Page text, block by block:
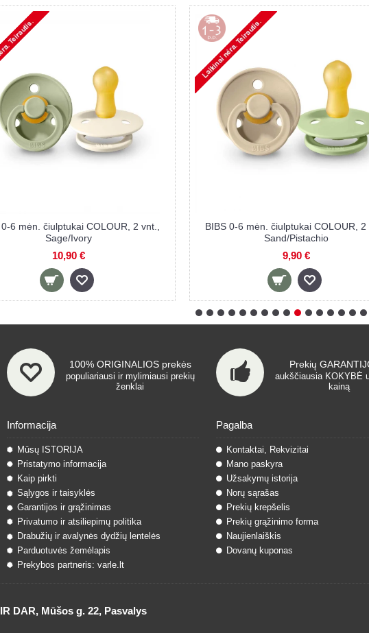
COLOUR, 2 vnt.,
Pistachio
BIBS 6-18 mėn. čiulptukai COLOUR, 2 vnt.,
Sand/Pistachio
100% ORIGINALIOS prekės
populiariausi ir mylimiausi prekių
ženklai
Prekių
aukščiausia KOKYBĖ
kainą
Informacija
Mūsų ISTORIJA
Pristatymo informacija
Kaip pirkti
Sąlygos ir taisyklės
Garantijos ir grąžinimas
Privatumo ir atsiliepimų politika
Drabužių ir avalynės dydžių lentelės
Parduotuvės žemėlapis
Prekybos partneris: varle.lt
Pagalba
Kontaktai, Rekvizitai
Mano paskyra
Užsakymų istorija
Norų sąrašas
Prekių krepšelis
Prekių grąžinimo forma
Naujienlaiškis
Dovanų kuponas
DAR, Mūšos g. 22, Pasvalys